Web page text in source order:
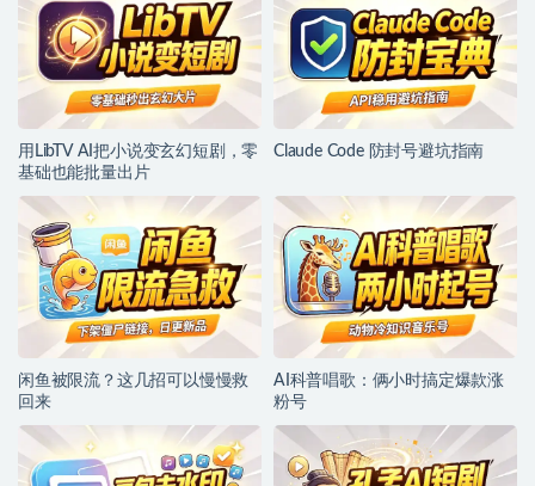
用LibTV AI把小说变玄幻短剧，零
基础也能批量出片
Claude Code 防封号避坑指南
闲鱼被限流？这几招可以慢慢救
回来
AI科普唱歌：俩小时搞定爆款涨
粉号